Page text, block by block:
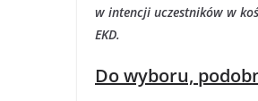
w intencji uczestników w
EKD.
Do wyboru,